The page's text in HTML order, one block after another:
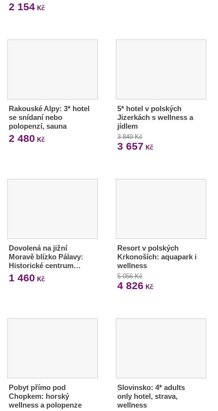
2 154 Kč
Rakouské Alpy: 3* hotel
se snídaní nebo
polopenzí, sauna
2 480 Kč
5* hotel v polských
Jizerkách s wellness a
jídlem
3 849 Kč
3 657 Kč
Dovolená na jižní
Moravě blízko Pálavy:
Historické centrum…
1 460 Kč
Resort v polských
Krkonoších: aquapark i
wellness
5 056 Kč
4 826 Kč
Pobyt přímo pod
Chopkem: horský
wellness a polopenze
Slovinsko: 4* adults
only hotel, strava,
wellness